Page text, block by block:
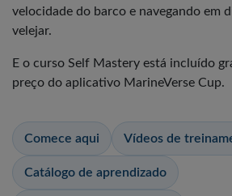
velocidade do barco e navegando em
velejar.
E o curso Self Mastery está incluído
preço do aplicativo MarineVerse Cup.
Comece aqui Vídeos de
Catálogo de aprendizado